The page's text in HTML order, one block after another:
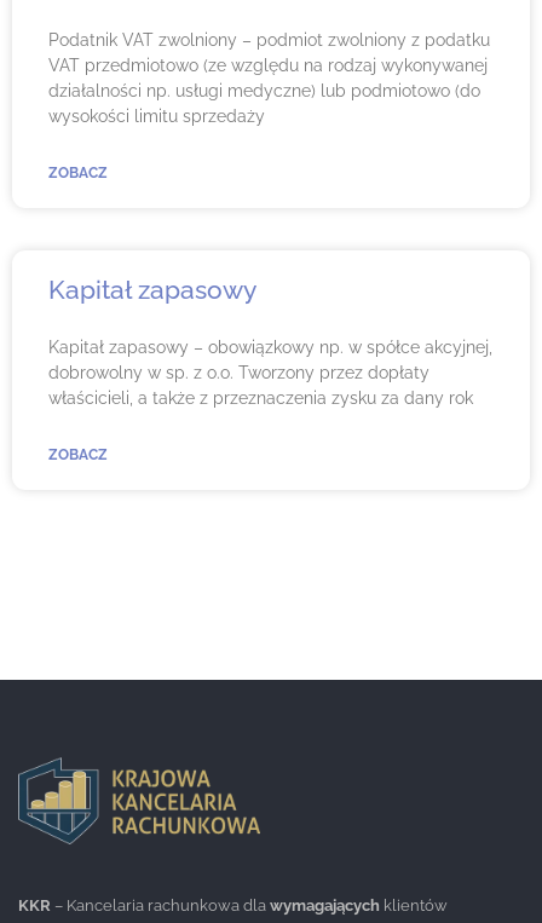
Podatnik VAT zwolniony – podmiot zwolniony z podatku
VAT przedmiotowo (ze względu na rodzaj wykonywanej
działalności np. usługi medyczne) lub podmiotowo (do
wysokości limitu sprzedaży
ZOBACZ
Kapitał zapasowy
Kapitał zapasowy – obowiązkowy np. w spółce akcyjnej,
dobrowolny w sp. z o.o. Tworzony przez dopłaty
właścicieli, a także z przeznaczenia zysku za dany rok
ZOBACZ
KKR – Kancelaria rachunkowa dla wymagających klientów